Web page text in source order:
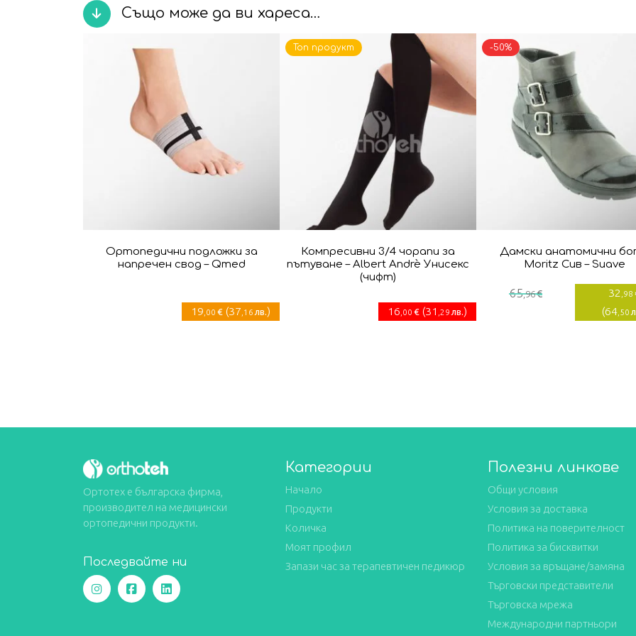
Също може да ви хареса…
Ортопедични подложки за
напречен свод – Qmed
19 ,00 € (37 ,16 лв.)
Компресивни 3/4 чорапи за
пътуване – Albert Andrè Унисекс
(чифт)
16 ,00 € (31 ,29 лв.)
Топ продукт
Дамски анатомични
Moritz Сив – Suave
65,96€ 32 ,98
(64,50
Текущата
-50%
Ортотех е българска фирма,
производител на медицински
ортопедични продукти.
Последвайте ни
Категории
Начало
Продукти
Количка
Моят профил
Запази час за терапевтичен педикюр
Полезни линкове
Общи условия
Условия за доставка
Политика на поверителност
Политика за бисквитки
Условия за връщане/замяна
Търговски представители
Търговска мрежа
Международни партньори